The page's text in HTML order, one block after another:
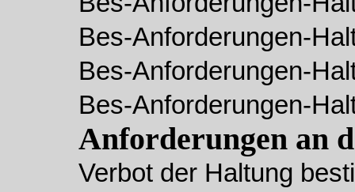
Bes-Anforderungen-
Bes-Anforderungen-
Bes-Anforderungen-
Anforderungen an
Verbot der Haltung